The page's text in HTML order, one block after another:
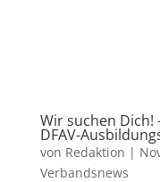
Wir suchen Dich!
DFAV-
von Redaktion |
Verbandsnews